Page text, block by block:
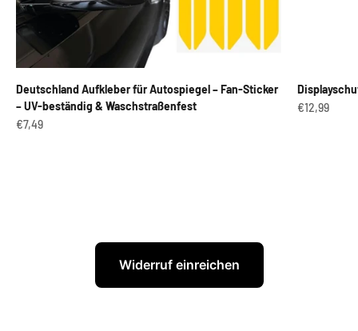
Deutschland Aufkleber für Autospiegel – Fan-Sticker
– UV-beständig & Waschstraßenfest
Angebot
€7,49
Angebot
€12,99
Widerruf einreichen